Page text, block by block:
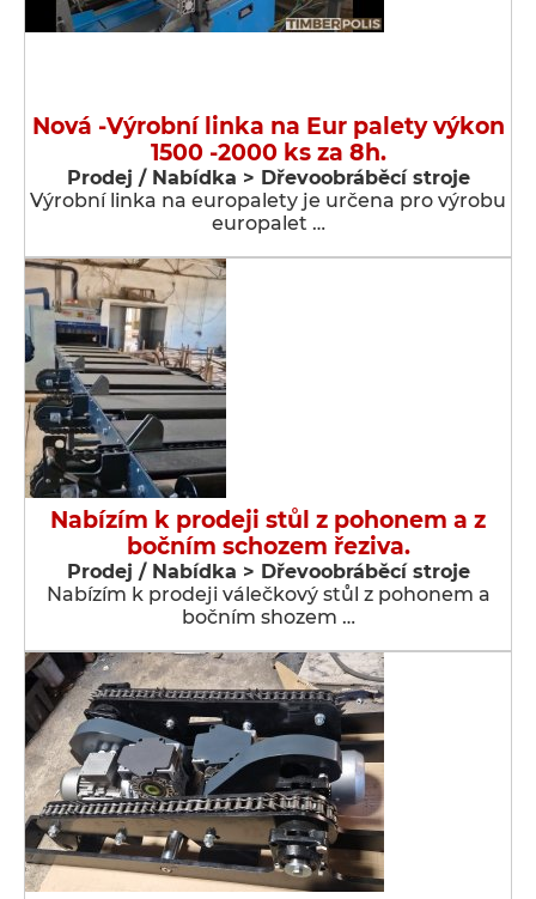
Nová -Výrobní linka na Eur palety výkon
1500 -2000 ks za 8h.
Prodej / Nabídka > Dřevoobráběcí stroje
Výrobní linka na europalety je určena pro výrobu
europalet …
Nabízím k prodeji stůl z pohonem a z
bočním schozem řeziva.
Prodej / Nabídka > Dřevoobráběcí stroje
Nabízím k prodeji válečkový stůl z pohonem a
bočním shozem …